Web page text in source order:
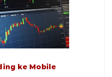
ke Mobile